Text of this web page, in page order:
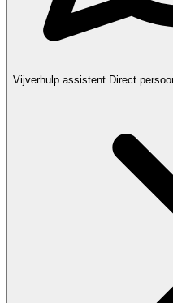
Vijverhulp assistent Direct